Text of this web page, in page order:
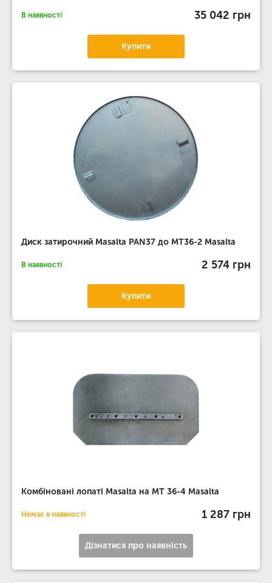
В наявності 35 042 грн
Купити
Диск затирочний Masalta PAN37 до MT36-2 Masalta
В наявності 2 574 грн
Купити
Комбіновані лопаті Masalta на MT 36-4 Masalta
Немає в наявності 1 287 грн
Дізнатися про наявність